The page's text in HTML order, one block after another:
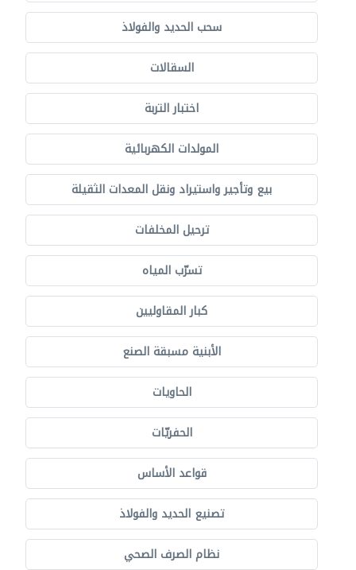
سحب الحديد والفولاذ
السقالات
اختبار التربة
المولدات الكهربائية
بيع وتأجير واستيراد ونقل المعدات الثقيلة
ترحيل المخلفات
تسرّب المياه
كبار المقاوليين
الأبنية مسبقة الصنع
الحاويات
الحفريّات
قواعد الأساس
تصنيع الحديد والفولاذ
نظام الصرف الصحي